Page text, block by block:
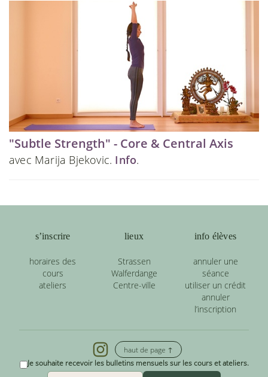
"Subtle Strength" - Core & Central Axis
avec Marija Bjekovic. Info.
s’inscrire
horaires des
cours
ateliers
lieux
Strassen
Walferdange
Centre-ville
info élèves
annuler une
séance
utiliser un crédit
annuler
l’inscription
haut de page ↑
Je souhaite recevoir les bulletins mensuels sur les cours et ateliers.